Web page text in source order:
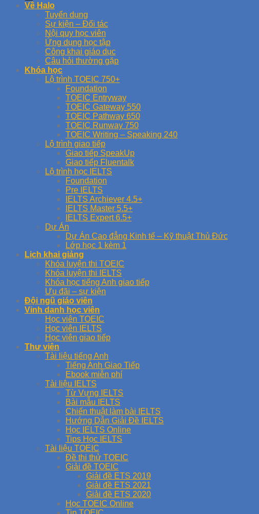
Về Halo
Tuyển dụng
Sự kiện – Đối tác
Nội quy học viên
Ứng dụng học tập
Công khai giáo dục
Câu hỏi thường gặp
Khóa học
Lộ trình TOEIC 750+
Foundation
TOEIC Entryway
TOEIC Gateway 550
TOEIC Pathway 650
TOEIC Runway 750
TOEIC Writing – Speaking 240
Lộ trình giao tiếp
Giao tiếp SpeakUp
Giao tiếp Fluentalk
Lộ trình học IELTS
Foundation
Pre IELTS
IELTS Archiever 4.5+
IELTS Master 5.5+
IELTS Expert 6.5+
Dự Án
Dự Án Cao đẳng Kinh tế – Kỹ thuật Thủ Đức
Lớp học 1 kèm 1
Lịch khai giảng
Khóa luyện thi TOEIC
Khóa luyện thi IELTS
Khóa học tiếng Anh giao tiếp
Ưu đãi – sự kiện
Đội ngũ giáo viên
Vinh danh học viên
Học viên TOEIC
Học viên IELTS
Học viên giao tiếp
Thư viện
Tài liệu tiếng Anh
Tiếng Anh Giao Tiếp
Ebook miễn phí
Tài liệu IELTS
Từ Vựng IELTS
Bài mẫu IELTS
Chiến thuật làm bài IELTS
Hướng Dẫn Giải Đề IELTS
Học IELTS Online
Tips Học IELTS
Tài liệu TOEIC
Đề thi thử TOEIC
Giải đề TOEIC
Giải đề ETS 2019
Giải đề ETS 2021
Giải đề ETS 2020
Học TOEIC Online